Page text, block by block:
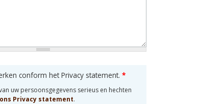
conform het Privacy statement. *
uw persoonsgegevens serieus en hechten
Privacy statement.